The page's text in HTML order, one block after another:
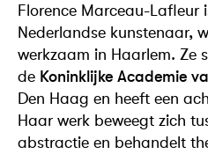
Florence Marceau-Lafleur
Nederlandse kunstenaar,
werkzaam in Haarlem. Ze
de Koninklijke Academie
Den Haag en heeft een
Haar werk beweegt zich
abstractie en behandelt